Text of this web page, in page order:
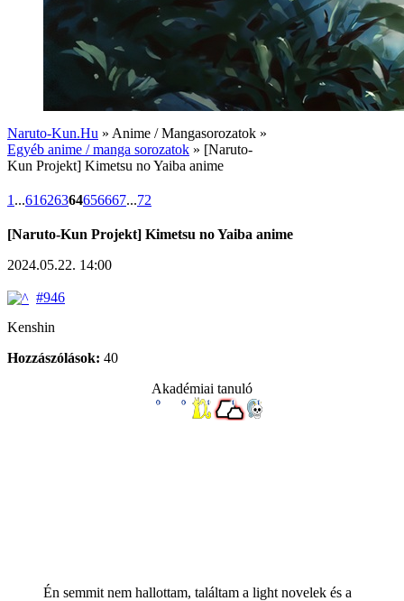
Naruto-Kun.Hu » Anime / Mangasorozatok »
Egyéb anime / manga sorozatok » [Naruto-
Kun Projekt] Kimetsu no Yaiba anime
1 ...61626364656667...72
[Naruto-Kun Projekt] Kimetsu no Yaiba anime
2024.05.22. 14:00
#946
Kenshin
Hozzászólások: 40
Akadémiai tanuló
Én semmit nem hallottam, találtam a light novelek és a